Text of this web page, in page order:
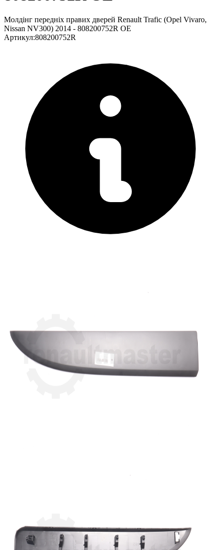
Молдінг передніх правих дверей Renault Trafic (Opel Vivaro,
Nissan NV300) 2014 - 808200752R OE
Артикул:808200752R